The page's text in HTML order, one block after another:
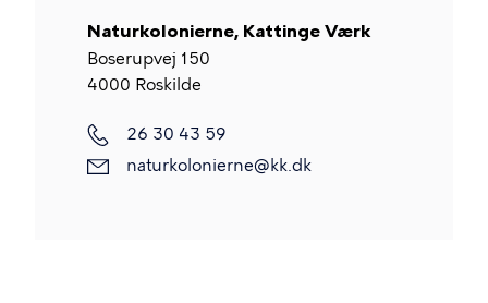
Naturkolonierne, Kattinge Værk
Boserupvej 150
4000 Roskilde
26 30 43 59
naturkolonierne@kk.dk